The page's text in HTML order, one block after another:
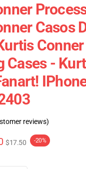
Casos
Conner
Cases -
reviews)
$17.50 -20%